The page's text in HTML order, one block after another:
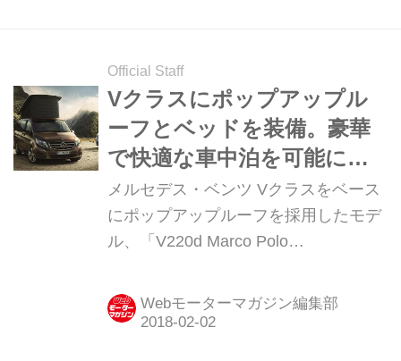
Official Staff
Vクラスにポップアップル
ーフとベッドを装備。豪華
で快適な車中泊を可能にし
た【ニュース】
メルセデス・ベンツ Vクラスをベース
にポップアップルーフを採用したモデ
ル、「V220d Marco Polo
ン）」が2018年2月2日にカタログモデ
ルとして登場。
Webモーターマガジン編集部